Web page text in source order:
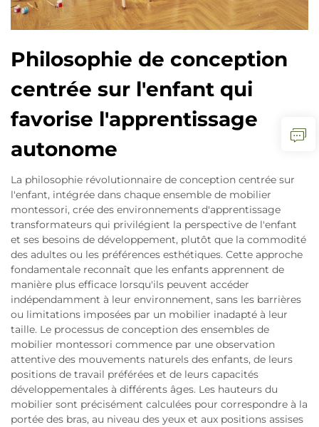
Philosophie de conception
centrée sur l'enfant qui
favorise l'apprentissage
autonome
La philosophie révolutionnaire de conception centrée sur
l'enfant, intégrée dans chaque ensemble de mobilier
montessori, crée des environnements d'apprentissage
transformateurs qui privilégient la perspective de l'enfant
et ses besoins de développement, plutôt que la commodité
des adultes ou les préférences esthétiques. Cette approche
fondamentale reconnaît que les enfants apprennent de
manière plus efficace lorsqu'ils peuvent accéder
indépendamment à leur environnement, sans les barrières
ou limitations imposées par un mobilier inadapté à leur
taille. Le processus de conception des ensembles de
mobilier montessori commence par une observation
attentive des mouvements naturels des enfants, de leurs
positions de travail préférées et de leurs capacités
développementales à différents âges. Les hauteurs du
mobilier sont précisément calculées pour correspondre à la
portée des bras, au niveau des yeux et aux positions assises